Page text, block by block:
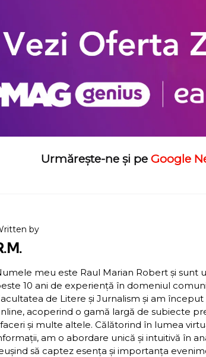
Urmărește-ne și pe Google
by
meu este Raul Marian Robert și sunt
10 ani de experiență în domeniul
de Litere și Jurnalism și am
acoperind o gamă largă de subiecte
și multe altele. Călătorind în lumea
am o abordare unică și intuitivă în
să captez esența și importanța